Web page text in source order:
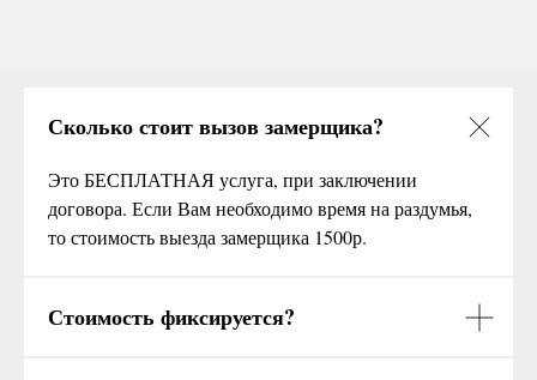
Сколько стоит вызов замерщика?
Это БЕСПЛАТНАЯ услуга, при заключении
договора. Если Вам необходимо время на раздумья,
то стоимость выезда замерщика 1500р.
Стоимость фиксируется?